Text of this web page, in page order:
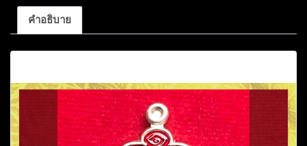
โย(พระ
อริยะ
ดิน)อายุ104ปี
มหา
บารมี
เศรษฐี
พัน
คำอธิบาย